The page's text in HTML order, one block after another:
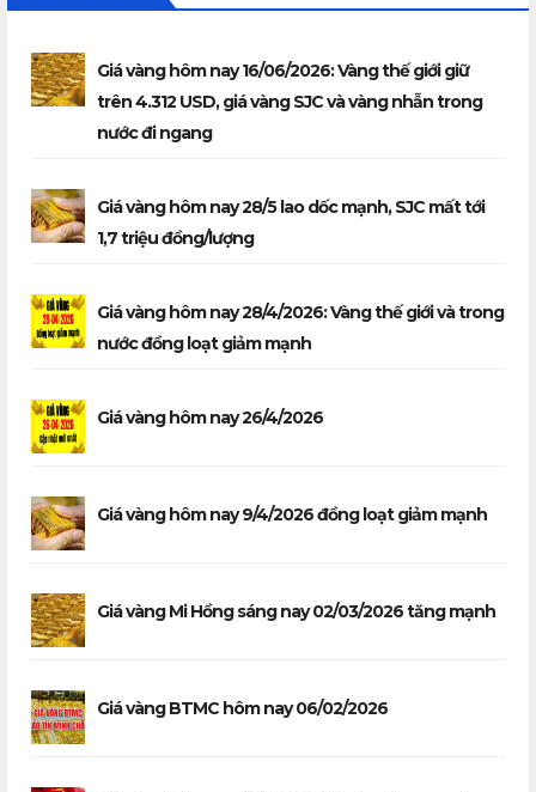
Giá vàng hôm nay 16/06/2026: Vàng thế giới giữ
trên 4.312 USD, giá vàng SJC và vàng nhẫn trong
nước đi ngang
Giá vàng hôm nay 28/5 lao dốc mạnh, SJC mất tới
1,7 triệu đồng/lượng
Giá vàng hôm nay 28/4/2026: Vàng thế giới và trong
nước đồng loạt giảm mạnh
Giá vàng hôm nay 26/4/2026
Giá vàng hôm nay 9/4/2026 đồng loạt giảm mạnh
Giá vàng Mi Hồng sáng nay 02/03/2026 tăng mạnh
Giá vàng BTMC hôm nay 06/02/2026